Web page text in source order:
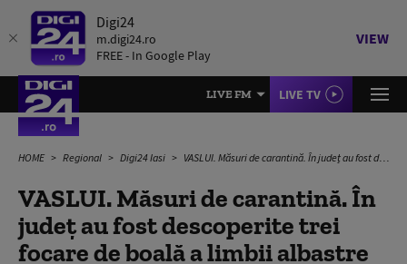
Digi24
m.digi24.ro
FREE - In Google Play
VIEW
LIVE FM LIVE TV
HOME Regional Digi24 Iasi VASLUI. Măsuri de carantină. În județ au fost descoperite trei focare de boală a limbii albastre
VASLUI. Măsuri de carantină. În
județ au fost descoperite trei
focare de boală a limbii albastre